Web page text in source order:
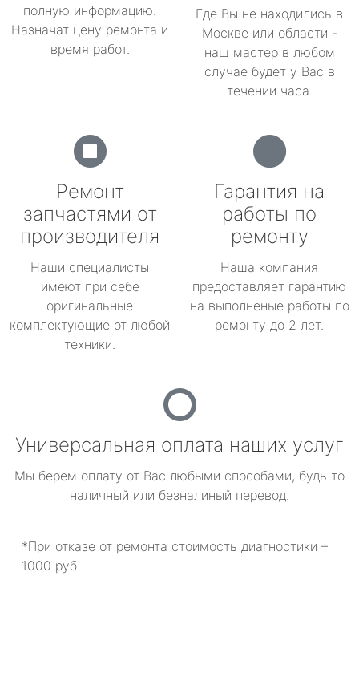
полную информацию.
Назначат цену ремонта и
время работ.
Где Вы не находились в
Москве или области -
наш мастер в любом
случае будет у Вас в
течении часа.
Ремонт
запчастями от
производителя
Наши специалисты
имеют при себе
оригинальные
комплектующие от любой
техники.
Гарантия на
работы по
ремонту
Наша компания
предоставляет гарантию
на выполненые работы по
ремонту до 2 лет.
Универсальная оплата наших услуг
Мы берем оплату от Вас любыми способами, будь то
наличный или безналиный перевод.
*При отказе от ремонта стоимость диагностики –
1000 руб.